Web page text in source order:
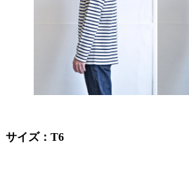
サイズ：T6